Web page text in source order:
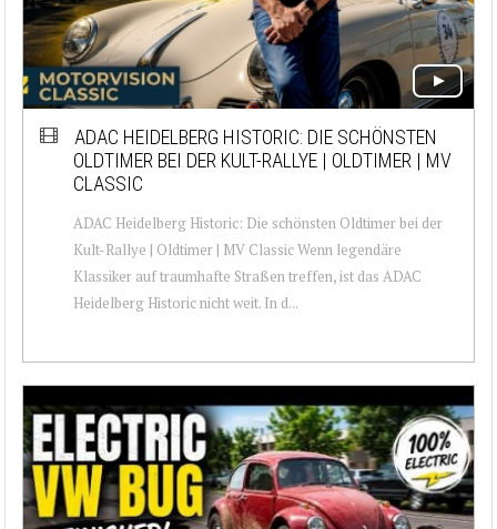
ADAC HEIDELBERG HISTORIC: DIE SCHÖNSTEN
OLDTIMER BEI DER KULT-RALLYE | OLDTIMER | MV
CLASSIC
ADAC Heidelberg Historic: Die schönsten Oldtimer bei der
Kult-Rallye | Oldtimer | MV Classic Wenn legendäre
Klassiker auf traumhafte Straßen treffen, ist das ADAC
Heidelberg Historic nicht weit. In d...